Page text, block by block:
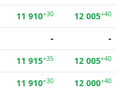
11 910+30 12 005+40
-
-
11 915+35 12 005+40
11 910+30 12 000+40